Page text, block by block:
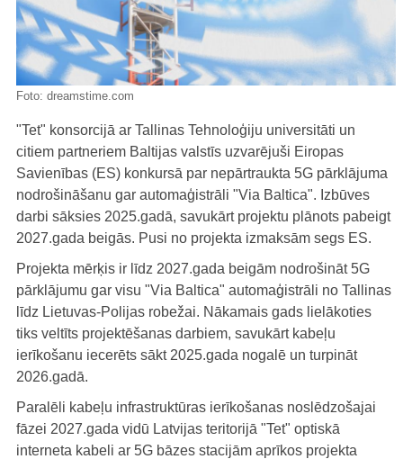
Foto: dreamstime.com
"Tet" konsorcijā ar Tallinas Tehnoloģiju universitāti un
citiem partneriem Baltijas valstīs uzvarējuši Eiropas
Savienības (ES) konkursā par nepārtraukta 5G pārklājuma
nodrošināšanu gar automaģistrāli "Via Baltica". Izbūves
darbi sāksies 2025.gadā, savukārt projektu plānots pabeigt
2027.gada beigās. Pusi no projekta izmaksām segs ES.
Projekta mērķis ir līdz 2027.gada beigām nodrošināt 5G
pārklājumu gar visu "Via Baltica" automaģistrāli no Tallinas
līdz Lietuvas-Polijas robežai. Nākamais gads lielākoties
tiks veltīts projektēšanas darbiem, savukārt kabeļu
ierīkošanu iecerēts sākt 2025.gada nogalē un turpināt
2026.gadā.
Paralēli kabeļu infrastruktūras ierīkošanas noslēdzošajai
fāzei 2027.gada vidū Latvijas teritorijā "Tet" optiskā
interneta kabeli ar 5G bāzes stacijām aprīkos projekta